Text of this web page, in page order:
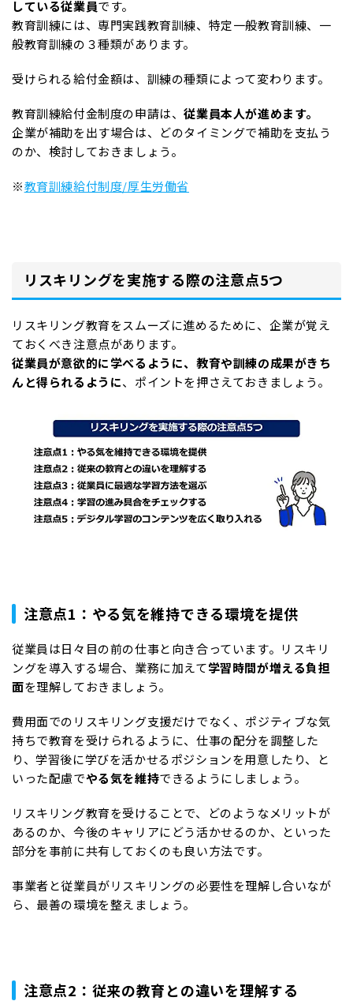
している従業員です。
教育訓練には、専門実践教育訓練、特定一般教育訓練、一
般教育訓練の３種類があります。
受けられる給付金額は、訓練の種類によって変わります。
教育訓練給付金制度の申請は、従業員本人が進めます。
企業が補助を出す場合は、どのタイミングで補助を支払う
のか、検討しておきましょう。
※教育訓練給付制度/厚生労働省
リスキリングを実施する際の注意点5つ
リスキリング教育をスムーズに進めるために、企業が覚え
ておくべき注意点があります。
従業員が意欲的に学べるように、教育や訓練の成果がきち
んと得られるように、ポイントを押さえておきましょう。
注意点1：やる気を維持できる環境を提供
従業員は日々目の前の仕事と向き合っています。リスキリ
ングを導入する場合、業務に加えて学習時間が増える負担
面を理解しておきましょう。
費用面でのリスキリング支援だけでなく、ポジティブな気
持ちで教育を受けられるように、仕事の配分を調整した
り、学習後に学びを活かせるポジションを用意したり、と
いった配慮でやる気を維持できるようにしましょう。
リスキリング教育を受けることで、どのようなメリットが
あるのか、今後のキャリアにどう活かせるのか、といった
部分を事前に共有しておくのも良い方法です。
事業者と従業員がリスキリングの必要性を理解し合いなが
ら、最善の環境を整えましょう。
注意点2：従来の教育との違いを理解する